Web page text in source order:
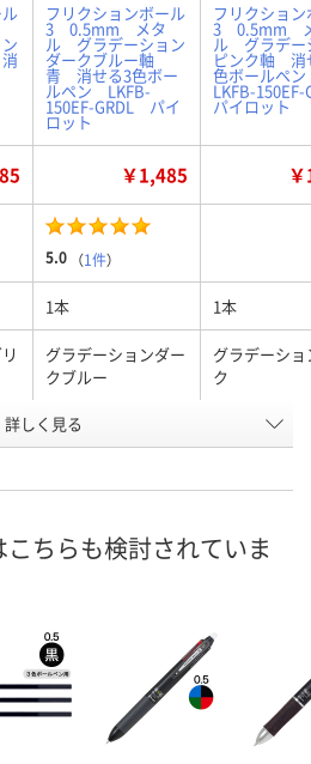
フリクションボール
3 0.5mm メタ
ル グラデーション
ダークブルー軸
青 消せる3色ボー
ルペン LKFB-
150EF-GRDL パイ
ロット
フリクショ
3 0.5mm
ル グラデー
ピンク軸 消
色ボールペ
LKFB-
パイロット
￥1,485
5.0 （1件）
1本 1本
グラデーションダー
クブルー
グラデーシ
ク
P292812 P292814
8月7日（金）
詳しく見る
ちらも検討されていま